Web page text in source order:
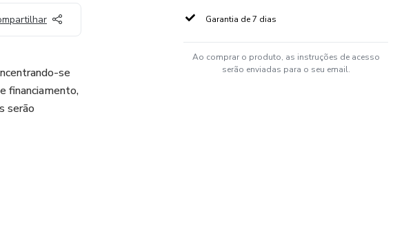
se
financiamento,
serão
Garantia de 7 dias
Ao comprar o produto, as instruções de acesso
serão enviadas para o seu email.